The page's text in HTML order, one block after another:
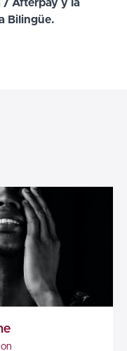
/ Afterpay y la
Bilingüe.